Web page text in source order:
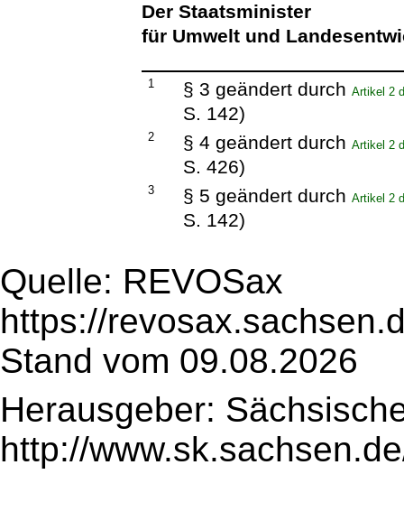
Der Staatsminister
für Umwelt und
1 § 3 geändert durchArtikel 2
S. 142)
2 § 4 geändert durchArtikel 2
S. 426)
3 § 5 geändert durchArtikel 2
S. 142)
Quelle: REVOSax
https://
Stand vom 09.08.2026
Herausgeber:
http://